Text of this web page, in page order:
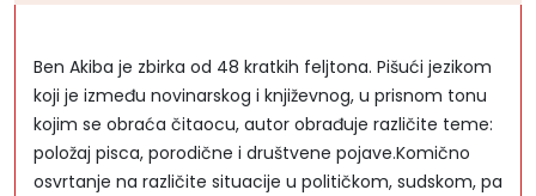
Ben Akiba je zbirka od 48 kratkih feljtona. Pišući jezikom
koji je između novinarskog i književnog, u prisnom tonu
kojim se obraća čitaocu, autor obrađuje različite teme:
položaj pisca, porodične i društvene pojave.Komično
osvrtanje na različite situacije u političkom, sudskom, pa